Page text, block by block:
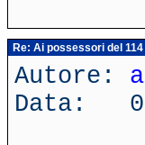
Re: Ai possessori del 114
Autore:
Data: